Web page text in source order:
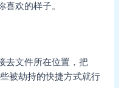
欢的样子。
去文件所在位置，把
被劫持的快捷方式就行